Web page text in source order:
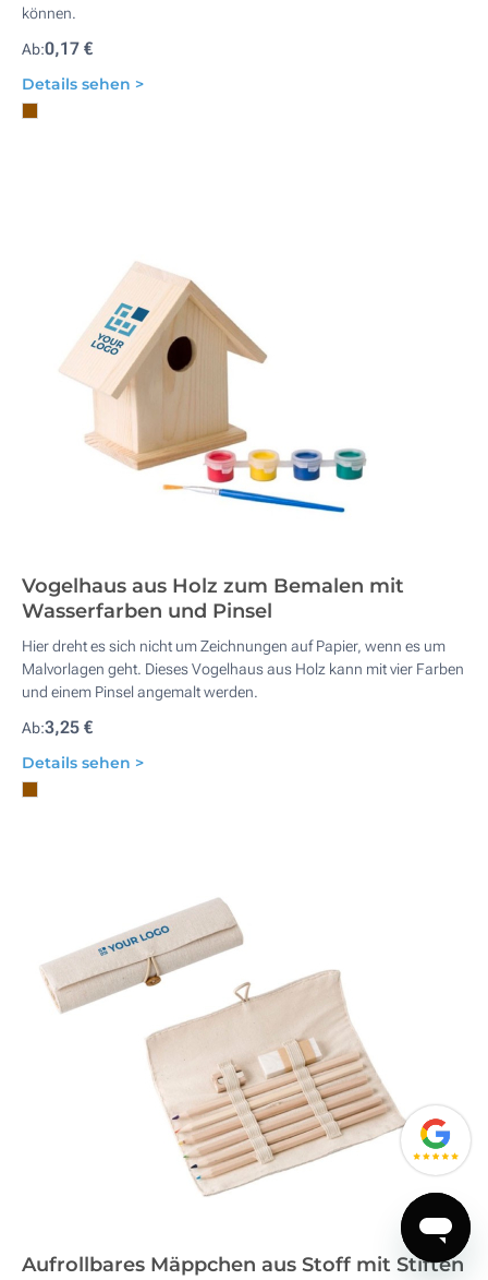
können.
Ab:0,17 €
Details sehen >
Vogelhaus aus Holz zum Bemalen mit
Wasserfarben und Pinsel
Hier dreht es sich nicht um Zeichnungen auf Papier, wenn es um
Malvorlagen geht. Dieses Vogelhaus aus Holz kann mit vier Farben
und einem Pinsel angemalt werden.
Ab:3,25 €
Details sehen >
Aufrollbares Mäppchen aus Stoff mit Stiften